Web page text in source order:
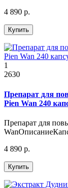
4 890 р.
Купить
1
2630
Препарат для
Pien Wan 240
Препарат для
4 890 р.
Купить